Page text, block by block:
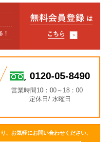
0120-05-8490
営業時間10：00～18：00
定休日/ 水曜日
、お気軽にお問い合わせください。